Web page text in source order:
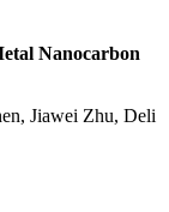
Nanocarbon
Jiawei Zhu, Deli